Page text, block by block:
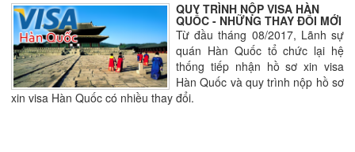
QUY TRÌNH NỘP VISA HÀN
QUỐC - NHỮNG THAY ĐỔI MỚI
Từ đầu tháng 08/2017, Lãnh sự
quán Hàn Quốc tổ chức lại hệ
thống tiếp nhận hồ sơ xin visa
Hàn Quốc và quy trình nộp hồ sơ
xin visa Hàn Quốc có nhiều thay đổi.